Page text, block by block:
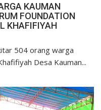
KAUMAN
FOUNDATION
KHAFIFIYAH
504 orang warga
Desa Kauman...